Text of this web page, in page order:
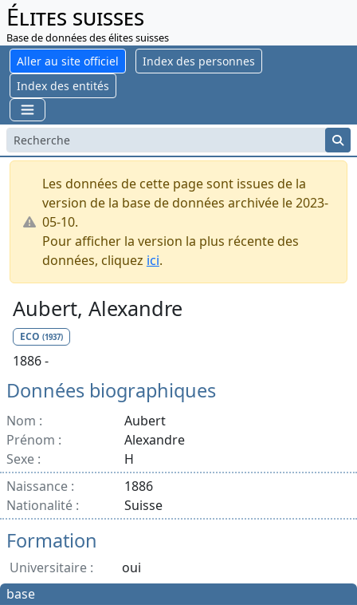
Élites suisses
Base de données des élites suisses
Aller au site officiel
Index des personnes
Index des entités
Les données de cette page sont issues de la
version de la base de données archivée le 2023-
05-10.
Pour afficher la version la plus récente des
données, cliquez ici.
Aubert, Alexandre
ECO (1937)
1886 -
Données biographiques
Nom :
Aubert
Prénom :
Alexandre
Sexe :
H
Naissance :
1886
Nationalité :
Suisse
Formation
Universitaire :
oui
base